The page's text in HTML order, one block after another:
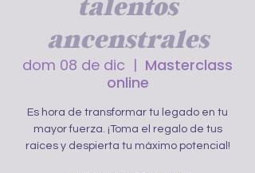
talentos
ancenstrales
dom 08 de dic
  |
Masterclass
online
Es hora de transformar tu legado en tu
mayor fuerza. ¡Toma el regalo de tus
raíces y despierta tu máximo potencial!